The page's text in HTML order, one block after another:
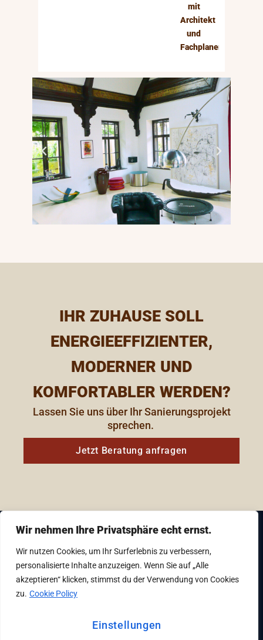
Wir nehmen Ihre Privatsphäre echt ernst.
Wir nutzen Cookies, um Ihr Surferlebnis zu verbessern,
personalisierte Inhalte anzuzeigen. Wenn Sie auf „Alle
akzeptieren“ klicken, stimmst du der Verwendung von Cookies
zu. Cookie Policy
Einstellungen
mit
Architekt
und
Fachplanern
IHR ZUHAUSE SOLL
ENERGIEEFFIZIENTER,
MODERNER UND
KOMFORTABLER WERDEN?
Lassen Sie uns über Ihr Sanierungsprojekt
sprechen. ​
Jetzt Beratung anfragen
Gedankensprung Baumanagement & Planung
GmbH, Vierthalergasse 8, 1120 Wien
+43 1 879 93 61 – 0